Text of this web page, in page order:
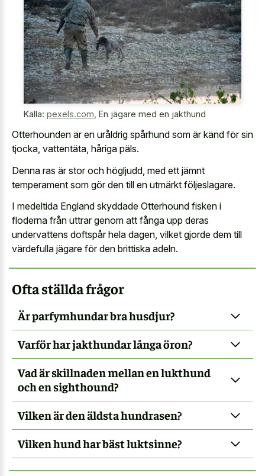
Källa: pexels.com En jägare med en jakthund
Otterhounden är en uråldrig spårhund som är känd för sin
tjocka, vattentäta, håriga päls.
Denna ras är stor och högljudd, med ett jämnt
temperament som gör den till en utmärkt följeslagare.
I medeltida England skyddade Otterhound fisken i
floderna från uttrar genom att fånga upp deras
undervattens doftspår hela dagen, vilket gjorde dem till
värdefulla jägare för den brittiska adeln.
Ofta ställda frågor
Är parfymhundar bra husdjur?
Varför har jakthundar långa öron?
Vad är skillnaden mellan en lukthund
och en sighthound?
Vilken är den äldsta hundrasen?
Vilken hund har bäst luktsinne?